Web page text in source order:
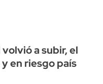
a subir, el
en riesgo país